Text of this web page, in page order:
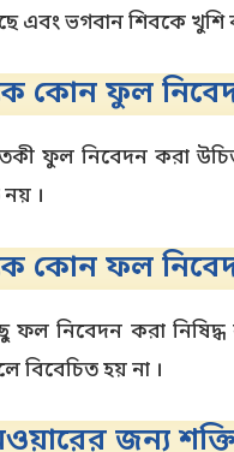
এবং ভগবান শিবকে
কোন ফুল
ফুল নিবেদন করা
।
কোন ফল
ফল নিবেদন করা
বিবেচিত হয় না ।
জন্য